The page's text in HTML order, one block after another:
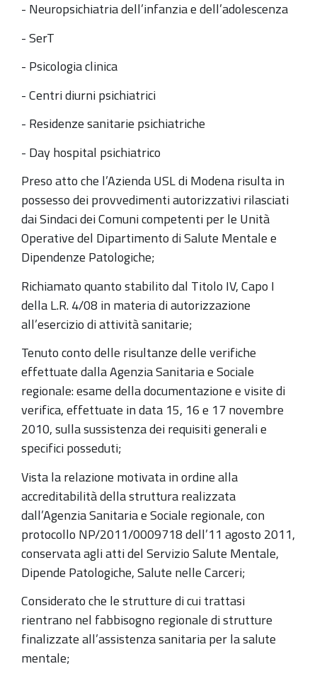
- Neuropsichiatria dell’infanzia e dell’adolescenza
- SerT
- Psicologia clinica
- Centri diurni psichiatrici
- Residenze sanitarie psichiatriche
- Day hospital psichiatrico
Preso atto che l’Azienda USL di Modena risulta in
possesso dei provvedimenti autorizzativi rilasciati
dai Sindaci dei Comuni competenti per le Unità
Operative del Dipartimento di Salute Mentale e
Dipendenze Patologiche;
Richiamato quanto stabilito dal Titolo IV, Capo I
della L.R. 4/08 in materia di autorizzazione
all’esercizio di attività sanitarie;
Tenuto conto delle risultanze delle verifiche
effettuate dalla Agenzia Sanitaria e Sociale
regionale: esame della documentazione e visite di
verifica, effettuate in data 15, 16 e 17 novembre
2010, sulla sussistenza dei requisiti generali e
specifici posseduti;
Vista la relazione motivata in ordine alla
accreditabilità della struttura realizzata
dall’Agenzia Sanitaria e Sociale regionale, con
protocollo NP/2011/0009718 dell’11 agosto 2011,
conservata agli atti del Servizio Salute Mentale,
Dipende Patologiche, Salute nelle Carceri;
Considerato che le strutture di cui trattasi
rientrano nel fabbisogno regionale di strutture
finalizzate all’assistenza sanitaria per la salute
mentale;